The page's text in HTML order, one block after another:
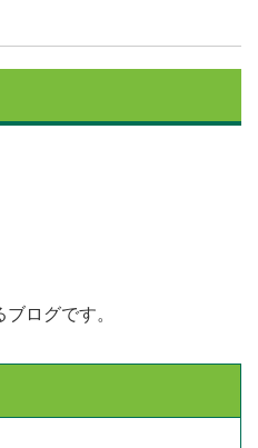
ログです。